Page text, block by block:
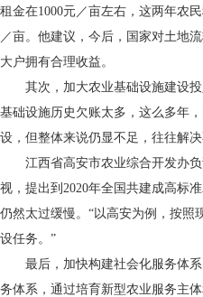
租金在1000元／亩左右，这两年农
／亩。他建议，今后，国家对土地
大户拥有合理收益。
其次，加大农业基础设施建设投
基础设施历史欠账太多，这么多年
设，但整体来说仍显不足，往往解决
江西省高安市农业综合开发办负
视，提出到2020年全国共建成高标
仍然太过缓慢。“以高安为例，按照
设任务。”
最后，加快构建社会化服务体系
务体系，通过培育新型农业服务主